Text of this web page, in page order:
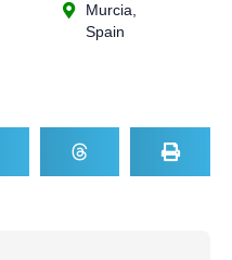
Murcia,
Spain